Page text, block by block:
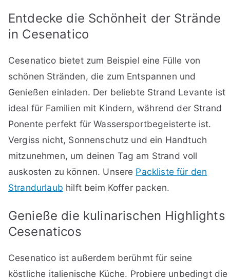
Entdecke die Schönheit der Strände
in Cesenatico
Cesenatico bietet zum Beispiel eine Fülle von
schönen Stränden, die zum Entspannen und
Genießen einladen. Der beliebte Strand Levante ist
ideal für Familien mit Kindern, während der Strand
Ponente perfekt für Wassersportbegeisterte ist.
Vergiss nicht, Sonnenschutz und ein Handtuch
mitzunehmen, um deinen Tag am Strand voll
auskosten zu können. Unsere Packliste für den
Strandurlaub hilft beim Koffer packen.
Genieße die kulinarischen Highlights
Cesenaticos
Cesenatico ist außerdem berühmt für seine
köstliche italienische Küche. Probiere unbedingt die